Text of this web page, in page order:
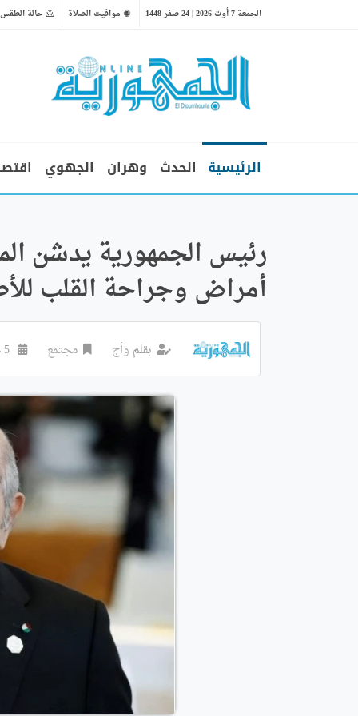
الجمعة 7 أوت 2026 | 24 صفر 1448 مواقيت الصلاة حالة الطقس
الرئيسية الحدث وهران الجهوي
رئيس الجمهورية يدشن
أمراض وجراحة القلب
بقلم وأج مجتمع 5 جويليه 2026